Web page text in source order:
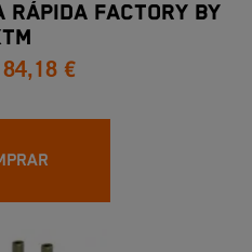
FACTORY BY
84,18 €